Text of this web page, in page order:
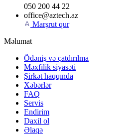
050 200 44 22
office@aztech.az
Marşrut qur
Məlumat
Ödəniş və çatdırılma
Məxfilik siyasəti
Şirkət haqqında
Xəbərlər
FAQ
Servis
Endirim
Daxil ol
Əlaqə